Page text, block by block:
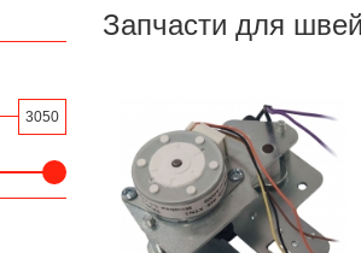
3050
Запчасти для